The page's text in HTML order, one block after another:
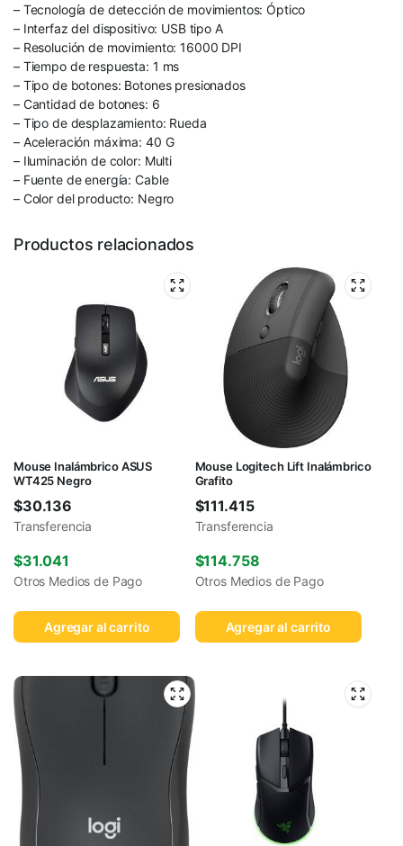
– Tecnología de detección de movimientos: Óptico
– Interfaz del dispositivo: USB tipo A
– Resolución de movimiento: 16000 DPI
– Tiempo de respuesta: 1 ms
– Tipo de botones: Botones presionados
– Cantidad de botones: 6
– Tipo de desplazamiento: Rueda
– Aceleración máxima: 40 G
– Iluminación de color: Multi
– Fuente de energía: Cable
– Color del producto: Negro
Productos relacionados
Mouse Inalámbrico ASUS
WT425 Negro
$30.136
Transferencia
$31.041
Otros Medios de Pago
Agregar al carrito
Mouse Logitech Lift Inalámbrico
Grafito
$111.415
Transferencia
$114.758
Otros Medios de Pago
Agregar al carrito